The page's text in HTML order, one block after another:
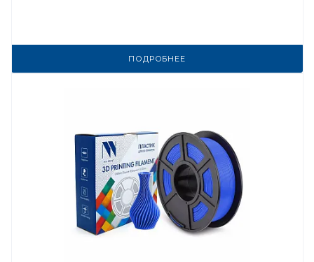
ПОДРОБНЕЕ